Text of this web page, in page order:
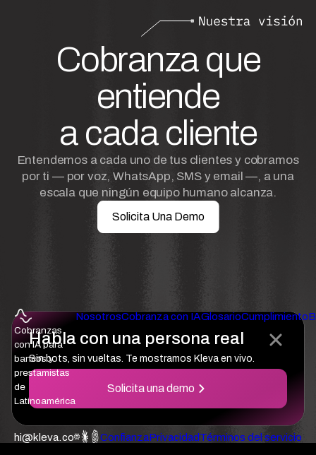
Habla con una persona real
Sin bots, sin vueltas. Te mostramos Kleva en vivo.
Solicita una demo
Cobranza que
entiende
a cada cliente
Entendemos a cada uno de tus clientes y cobramos
por ti — por voz, WhatsApp, SMS y email —, a una
escala que ningún equipo humano alcanza.
Solicita Una Demo
Cobranzas
con IA para
bancos y
prestamistas
de
Latinoamérica
NosotrosCobranza con IAGlosarioCumplimiento
hi@kleva.co ConfianzaPrivacidadTérminos del servicio